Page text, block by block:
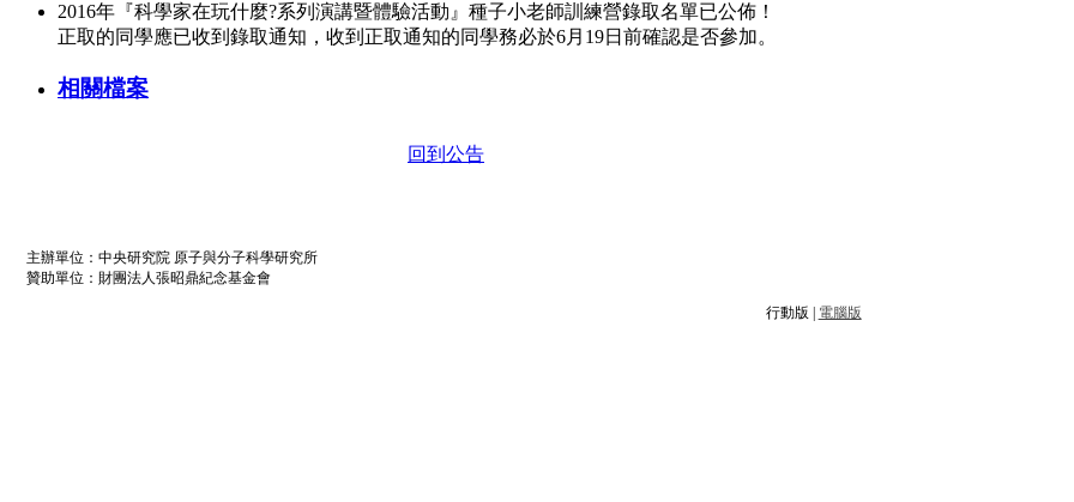
2016年『科學家在玩什麼?系列演講暨體驗活動』種子小老師訓練營錄取名單已公佈！
正取的同學應已收到錄取通知，收到正取通知的同學務必於6月19日前確認是否參加。
相關檔案
回到公告
主辦單位：中央研究院 原子與分子科學研究所
贊助單位：財團法人張昭鼎紀念基金會
行動版 | 電腦版